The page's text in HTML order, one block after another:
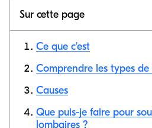
Sur cette page
Ce que c'est
Comprendre les types
Causes
Que puis-je faire pour
lombaires ?